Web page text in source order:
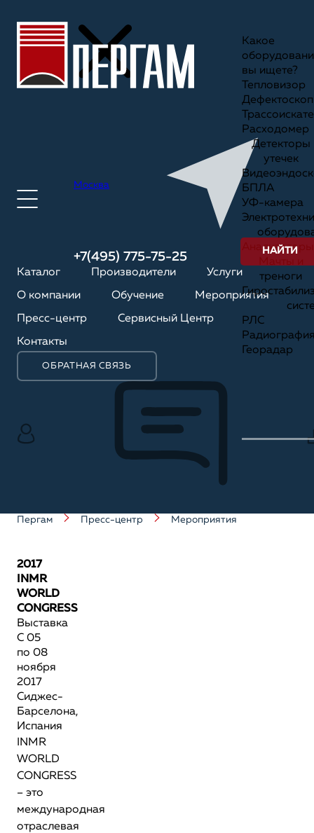
Москва
+7(495) 775-75-25
Каталог Производители Услуги
О компании Обучение Мероприятия
Пресс-центр Сервисный Центр
Контакты
ОБРАТНАЯ СВЯЗЬ
Какое
вы ищете?
Тепловизор
Дефектоскоп
Расходомер
Детекторы
утечек
БПЛА
УФ-камера
Анализаторы
треноги
РЛС
Георадар
НАЙТИ
Пергам Пресс-центр Мероприятия
2017
INMR
WORLD
CONGRESS
Выставка
С 05
по 08
ноября
2017
Сиджес-
Барселона,
Испания
INMR
WORLD
CONGRESS
– это
международная
отраслевая